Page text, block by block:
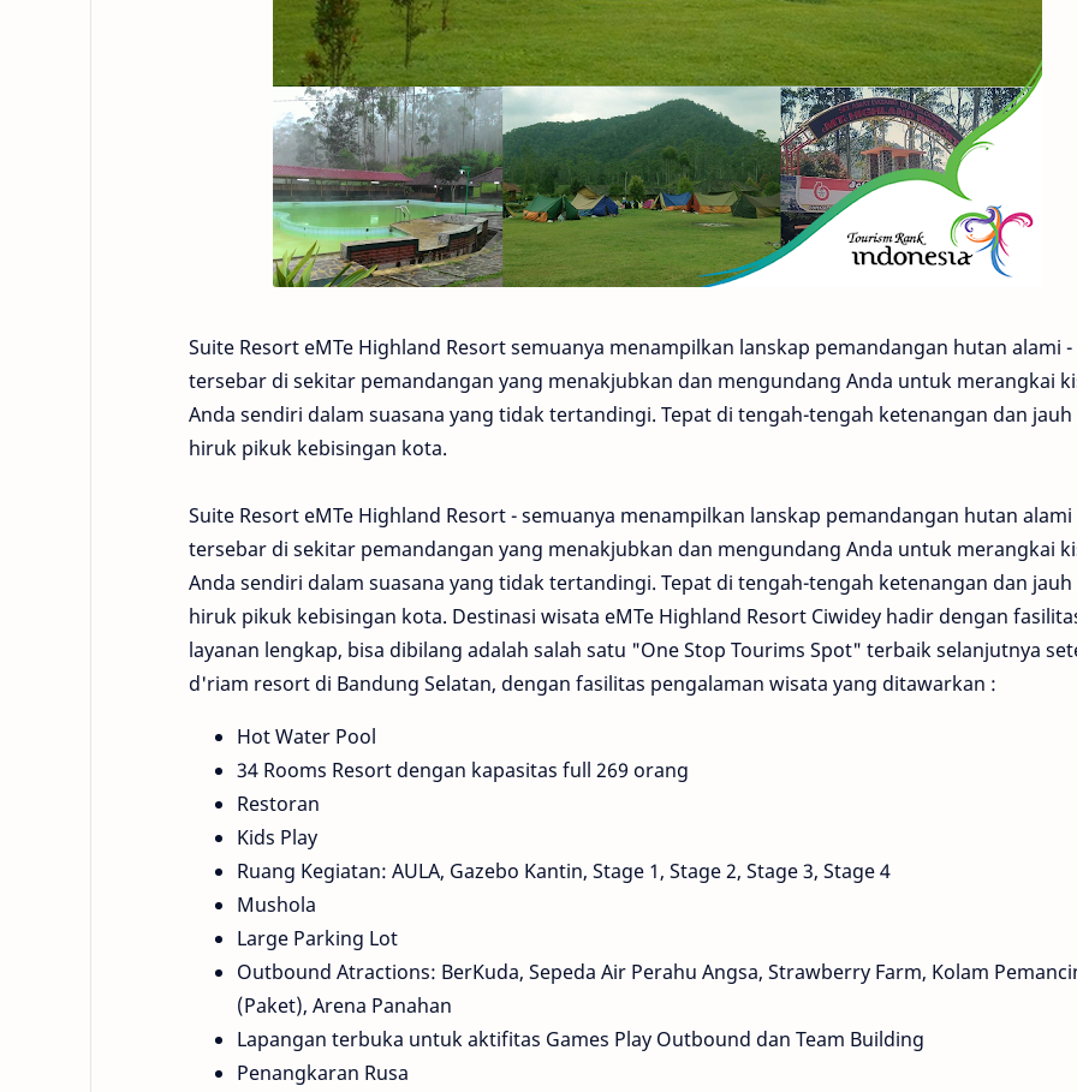
Suite Resort eMTe Highland Resort semuanya menampilkan lanskap pemandangan hutan alami -
tersebar di sekitar pemandangan yang menakjubkan dan mengundang Anda untuk merangkai
Anda sendiri dalam suasana yang tidak tertandingi. Tepat di tengah-tengah ketenangan dan jauh
hiruk pikuk kebisingan kota.
Suite Resort eMTe Highland Resort - semuanya menampilkan lanskap pemandangan hutan alami
tersebar di sekitar pemandangan yang menakjubkan dan mengundang Anda untuk merangkai
Anda sendiri dalam suasana yang tidak tertandingi. Tepat di tengah-tengah ketenangan dan jauh
hiruk pikuk kebisingan kota. Destinasi wisata eMTe Highland Resort Ciwidey hadir dengan
layanan lengkap, bisa dibilang adalah salah satu "One Stop Tourims Spot" terbaik selanjutnya
d'riam resort di Bandung Selatan, dengan fasilitas pengalaman wisata yang ditawarkan :
Hot Water Pool
34 Rooms Resort dengan kapasitas full 269 orang
Restoran
Kids Play
Ruang Kegiatan: AULA, Gazebo Kantin, Stage 1, Stage 2, Stage 3, Stage 4
Mushola
Large Parking Lot
Outbound Atractions: BerKuda, Sepeda Air Perahu Angsa, Strawberry Farm, Kolam
(Paket), Arena Panahan
Lapangan terbuka untuk aktifitas Games Play Outbound dan Team Building
Penangkaran Rusa